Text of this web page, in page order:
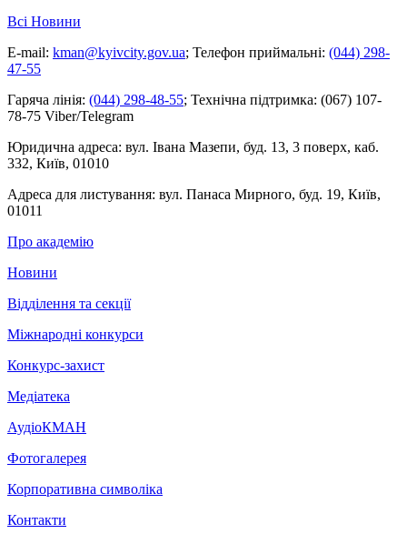
Всі Новини
E-mail: kman@kyivcity.gov.ua; Телефон приймальні: (044) 298-
47-55
Гаряча лінія: (044) 298-48-55; Технічна підтримка: (067) 107-
78-75 Viber/Telegram
Юридична адреса: вул. Івана Мазепи, буд. 13, 3 поверх, каб.
332, Київ, 01010
Адреса для листування: вул. Панаса Мирного, буд. 19, Київ,
01011
Про академію
Новини
Відділення та секції
Міжнародні конкурси
Конкурс-захист
Медіатека
АудіоКМАН
Фотогалерея
Корпоративна символіка
Контакти